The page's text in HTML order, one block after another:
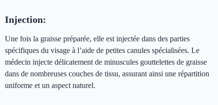
Injection:
Une fois la graisse préparée, elle est injectée dans des parties
spécifiques du visage à l’aide de petites canules spécialisées. Le
médecin injecte délicatement de minuscules gouttelettes de graisse
dans de nombreuses couches de tissu, assurant ainsi une répartition
uniforme et un aspect naturel.